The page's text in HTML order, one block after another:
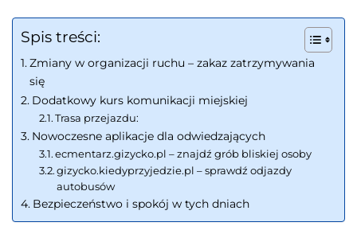
Spis treści:
Zmiany w organizacji ruchu – zakaz zatrzymywania
się
Dodatkowy kurs komunikacji miejskiej
Trasa przejazdu:
Nowoczesne aplikacje dla odwiedzających
ecmentarz.gizycko.pl – znajdź grób bliskiej osoby
gizycko.kiedyprzyjedzie.pl – sprawdź odjazdy
autobusów
Bezpieczeństwo i spokój w tych dniach